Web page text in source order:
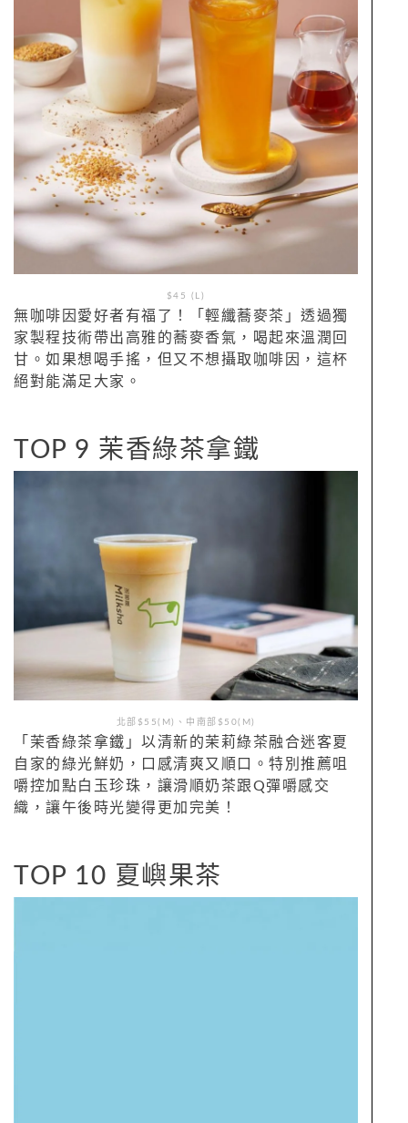
$45 (L)
無咖啡因愛好者有福了！「輕纖蕎麥茶」透過獨
家製程技術帶出高雅的蕎麥香氣，喝起來溫潤回
甘。如果想喝手搖，但又不想攝取咖啡因，這杯
絕對能滿足大家。
TOP 9 茉香綠茶拿鐵
北部$55(M)、中南部$50(M)
「茉香綠茶拿鐵」以清新的茉莉綠茶融合迷客夏
自家的綠光鮮奶，口感清爽又順口。特別推薦咀
嚼控加點白玉珍珠，讓滑順奶茶跟Q彈嚼感交
織，讓午後時光變得更加完美！
TOP 10 夏嶼果茶